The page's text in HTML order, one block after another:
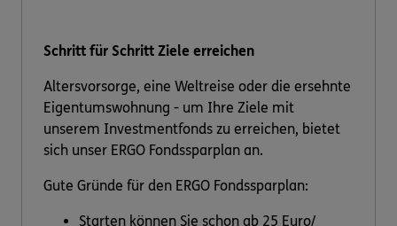
Schritt für Schritt Ziele erreichen
Altersvorsorge, eine Weltreise oder die ersehnte
Eigentumswohnung - um Ihre Ziele mit
unserem Investmentfonds zu erreichen, bietet
sich unser ERGO Fondssparplan an.
Gute Gründe für den ERGO Fondssparplan:
Starten können Sie schon ab 25 Euro/